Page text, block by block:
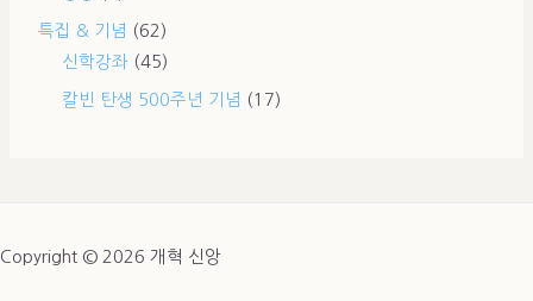
특집 & 기념 (62)
신학강좌 (45)
칼빈 탄생 500주년 기념 (17)
Copyright © 2026 개혁 신앙